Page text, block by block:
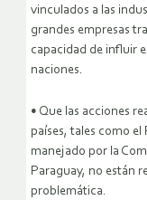
vinculados a las
grandes empresas
capacidad de influir
naciones.
• Que las acciones
países, tales como
manejado por la
Paraguay, no están
problemática.